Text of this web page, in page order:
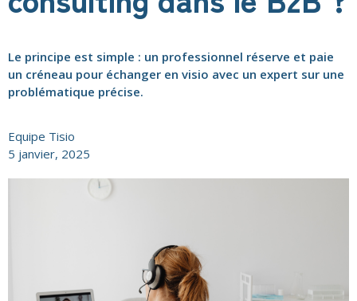
Le principe est simple : un professionnel réserve et paie
un créneau pour échanger en visio avec un expert sur une
problématique précise.
Equipe Tisio
5 janvier, 2025